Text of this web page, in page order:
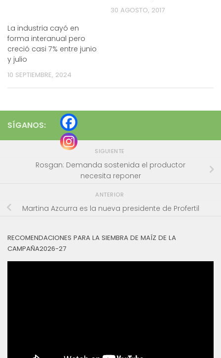
La industria cayó en
forma interanual pero
creció casi 7% entre junio
y julio
10 SEPTIEMBRE, 2024
30 AGOSTO, 2017
SÍGANOS:
SIGUIENTE
Rosgan: Demanda sostenida el productor
necesita reponer
ANTERIOR
Martina Azcurra es la nueva presidente de Profertil
RECOMENDACIONES PARA LA SIEMBRA DE MAÍZ DE LA
CAMPAÑA2026-27